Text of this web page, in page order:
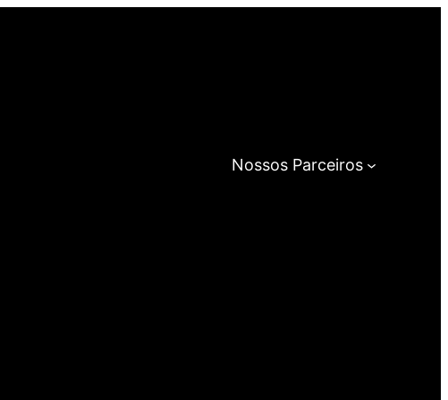
Nossos Parceiros